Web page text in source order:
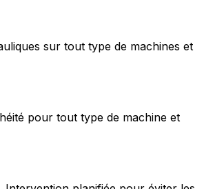
sur tout type de machines et
pour tout type de machine et